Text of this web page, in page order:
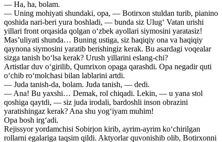
— Ha, ha, bolam.
— Uning mohiyati shundaki, opa, — Botirxon stuldan turib, pianino
qoshida nari-beri yura boshladi, — bunda siz Ulug‘ Vatan urishi
yillari front orqasida qolgan o‘zbek ayollari siymosini yaratasiz!
Mas’uliyati shunda… Buning ustiga, siz haqiqiy ona va haqiqiy
qaynona siymosini yaratib berishingiz kerak. Bu asardagi voqealar
sizga tanish bo‘lsa kerak? Urush yillarini eslang-chi?
Artistlar duv o‘girilib, Qumrixon opaga qarashdi. Opa negadir quti
o‘chib ro‘molchasi bilan lablarini artdi.
— Juda tanish-da, bolam. Juda tanish, — dedi.
— Ana! Bu yaxshi… Demak, rol chiqadi. Lekin, — u yana stol
qoshiga qaytdi, — siz juda irodali, bardoshli inson obrazini
yaratishingaz kerak? Ana shu yog‘iyam muhim!
Opa bosh irg‘adi.
Rejissyor yordamchisi Sobirjon kirib, ayrim-ayrim ko‘chirilgan
rollarni egalariga taqsim qildi. Aktyorlar quvonishib olib, Botirxonni